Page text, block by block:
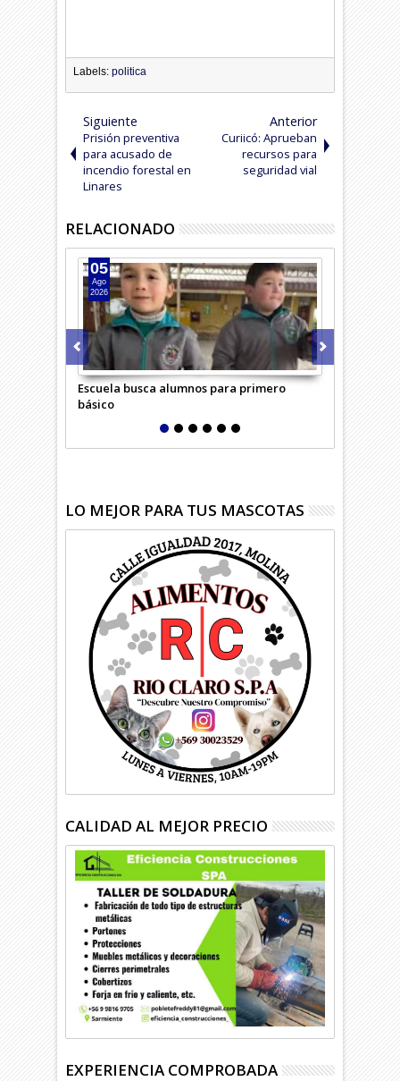
Labels:politica
Siguiente
Prisión preventiva
para acusado de
incendio forestal en
Linares
Anterior
Curiicó: Aprueban
recursos para
seguridad vial
RELACIONADO
Escuela busca alumnos para primero
básico
05
Ago
2026
LO MEJOR PARA TUS MASCOTAS
CALIDAD AL MEJOR PRECIO
EXPERIENCIA COMPROBADA